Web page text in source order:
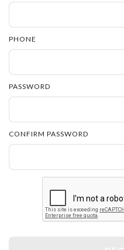
PHONE
PASSWORD
CONFIRM PASSWORD